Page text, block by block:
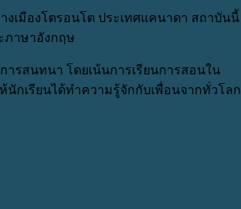
เมืองโตรอนโต ประเทศแคนาดา สถาบันนี้
ภาษาอังกฤษ
รสนทนา โดยเน้นการเรียนการสอนใน
นักเรียนได้ทำความรู้จักกับเพื่อนจากทั่วโลก